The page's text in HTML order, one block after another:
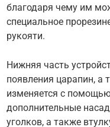
благодаря чему им
специальное
рукояти.
Нижняя часть
появления царапин, а
изменяется с
дополнительные
уголков, а также